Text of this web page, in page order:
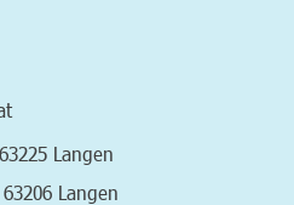
63225 Langen
Langen